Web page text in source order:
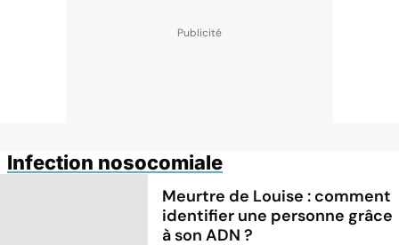
Infection nosocomiale
Meurtre de Louise : comment
identifier une personne grâce
à son ADN ?